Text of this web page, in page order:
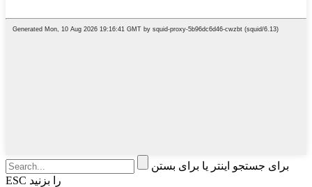
برای جستجو اینتر یا برای بستن
ESC را بزنید